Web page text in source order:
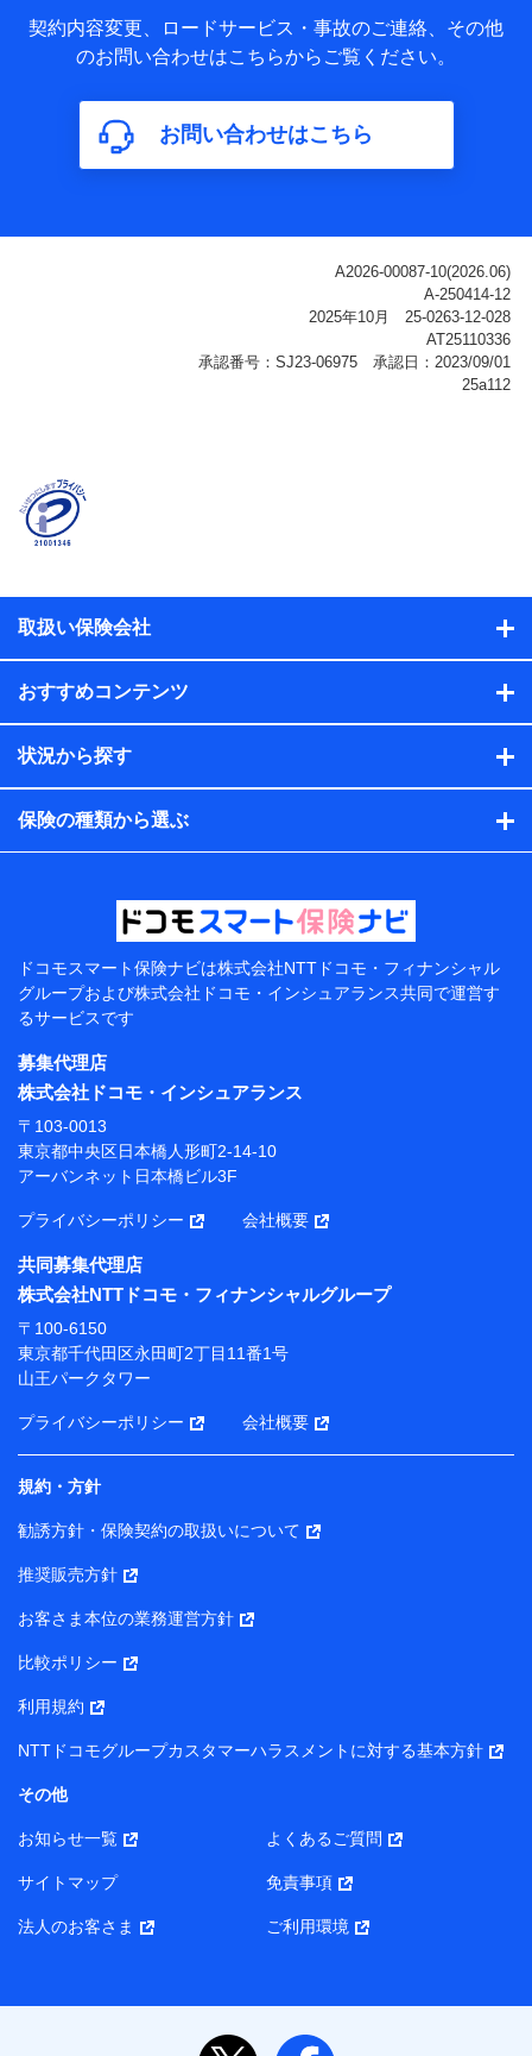
基本情報
氏名、電話番号、メールアドレス、お客さまの識別子、
属性、連絡先、dポイントサービスのご利用に関する情
構成、住所、dポイント残高、dポイント利用履歴などが
含まれます。
利用情報
ご契約状態・ご利用履歴インターネット利用時の行動に
関する情報、アプリケーション利用時の行動に関する情
報、購入されたサービスや商品の名称・購入場所・決済
に関する情報、アンケートの回答に関する情報などが含
名、住所、生年月日、性別、保険契約者と被保険者の関
係、保険加入の目的、保険商品の内容、保険料、保険料
のお支払方法、車のメーカーや走行距離などの情報、建
ル内容や送信履歴の情報及び保険の更改案内等を提供し
保険契約情報
当社または株式会社NTTドコモ・フィナンシャルグルー
プが取得し、又は保有する保険契約に関する情報。例と
して、保険契約者及び被保険者の氏名、住所、生年月
日、性別、保険契約者と被保険者の関係、保険加入の目
的、保険商品の内容、保険料、保険料のお支払方法、車
のメーカーや走行距離などの情報、建物の構造や築年数
などの情報、ペットの種類や年齢などの情報などが含ま
提供当事者から受領当事者が個人データを取得する方法
電子的・電磁的方法等
【共同して利用する者の範囲】
当社
株式会社NTTドコモ・フィナンシャルグループ
【利用目的】
当社または株式会社NTTドコモ・フィナンシャルグルー
プが提供する保険関連サービスにおけるユーザー登録受
付および管理のため
当社または株式会社NTTドコモ・フィナンシャルグルー
携会社の保険その他に関する情報を提供するため、また
維持管理等の委託業務遂行のため、またそれらに付帯、
関連する当社または株式会社NTTドコモ・フィナンシャ
ルグループおよび提携会社のサービスを案内、提供する
ため
（各サービスで取得したサービス利用履歴、ウェブサイ
トの閲覧履歴、購買履歴、ご契約内容等のパーソナルデ
ータを分析して、お客さまの趣味・嗜好・傾向に応じた
サービス・商品等に関するご提案や広告の配信等を行う
ことがあります。）
各種セミナーの開催のため
コンサルティングサービスの実施のため
アンケートやキャンペーン等の実施のため
上記に係る案内・手続き・管理等付帯業務を行うため
所・代表者名】
り）
株式会社NTTドコモ・フィナンシャルグループ 代表取締役
社長 廣井 孝史
東京都中央区日本橋人形町2-14-10 アーバンネット日本橋
株式会社ドコモ・インシュアランス 代表取締役社長 吉
村 忠義
また当社は、オンライン面談による保険のご相談にあたっ
契約内容変更、ロードサービス・事故のご連絡、その他
のお問い合わせはこちらからご覧ください。
お問い合わせはこちら
取扱い保険会社
おすすめコンテンツ
状況から探す
保険の種類から選ぶ
ドコモスマート保険ナビは株式会社NTTドコモ・フィナンシャル
グループおよび株式会社ドコモ・インシュアランス共同で運営す
るサービスです
募集代理店
株式会社ドコモ・インシュアランス
〒103-0013
東京都中央区日本橋人形町2-14-10
アーバンネット日本橋ビル3F
プライバシーポリシー 会社概要
共同募集代理店
株式会社NTTドコモ・フィナンシャルグループ
〒100-6150
東京都千代田区永田町2丁目11番1号
山王パークタワー
プライバシーポリシー 会社概要
規約・方針
勧誘方針・保険契約の取扱いについて
推奨販売方針
お客さま本位の業務運営方針
比較ポリシー
利用規約
NTTドコモグループカスタマーハラスメントに対する基本方針
その他
お知らせ一覧 よくあるご質問
サイトマップ 免責事項
法人のお客さま ご利用環境